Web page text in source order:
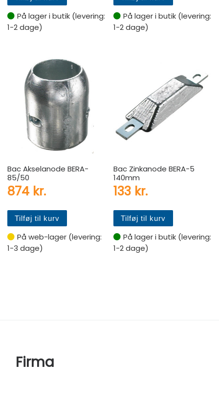
På lager i butik (levering:
1-2 dage)
På lager i butik (levering:
1-2 dage)
Bac Akselanode BERA-
85/50
874 kr.
Tilføj til kurv
På web-lager (levering:
1-3 dage)
Bac Zinkanode BERA-5
140mm
133 kr.
Tilføj til kurv
På lager i butik (levering:
1-2 dage)
Firma